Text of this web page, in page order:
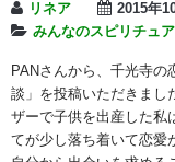
リネア
2015年
みんなのスピリチュ
PANさんから、千光寺
談」を投稿いただきまし
ザーで子供を出産した私
てが少し落ち着いて恋愛